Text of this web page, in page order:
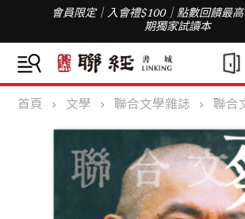
會員限定｜入會禮$100｜點數回饋最
期獨家試讀本
首頁 文學 聯合文學雜誌 聯合文學